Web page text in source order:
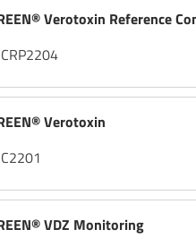
Verotoxin Reference
Verotoxin
VDZ Monitoring